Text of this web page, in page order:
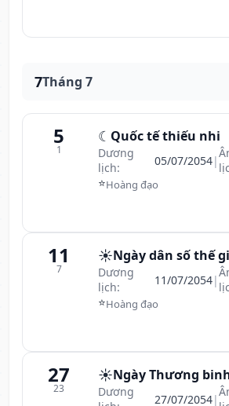
7Tháng 7
5
1
☾ Quốc tế thiếu nhi
Dương
lịch:
05/07/2054|
⭐Hoàng đạo
11
7
☀️Ngày dân số thế
Dương
lịch:
11/07/2054|
⭐Hoàng đạo
27
23
☀️Ngày Thương
Dương
27/07/2054|